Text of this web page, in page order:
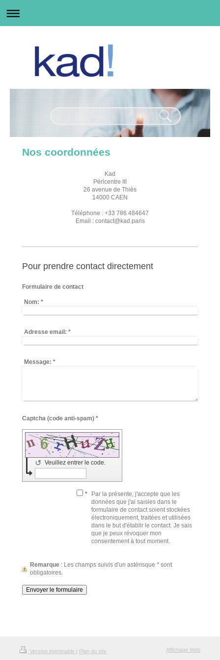
Nos coordonnées
Kad
Péricentre III
26 avenue de Thiès
14000 CAEN
Téléphone : +33 786 484647
Email : contact@kad.paris
Pour prendre contact directement
Formulaire de contact
Nom: *
Adresse email: *
Message: *
Captcha (code anti-spam) *
Veuillez entrer le code.
↺
*
Par la présente, j'accepte que les
données que j'ai saisies dans le
formulaire de contact soient stockées
électroniquement, traitées et utilisées
dans le but d'établir le contact. Je sais
que je peux révoquer mon
consentement à tout moment.
Remarque : Les champs suivis d'un astérisque * sont
obligatoires.
Version imprimable | Plan du site Affichage Web